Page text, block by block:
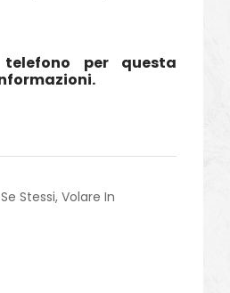
per questa
Stessi, Volare In